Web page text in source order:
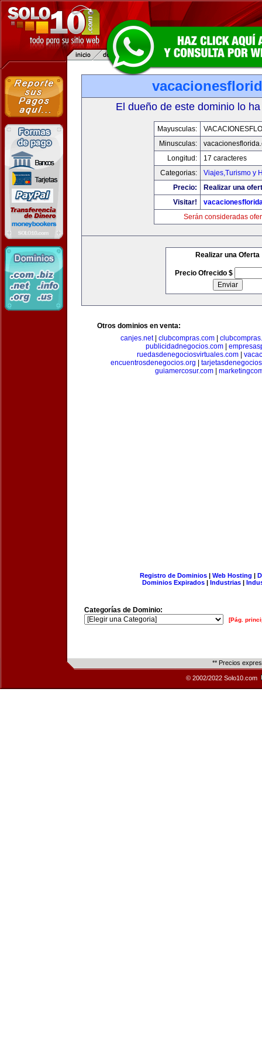
El dueño de este dominio lo
Mayusculas:
Minusculas:
Longitud:
17 caracteres
Categorias:
Viajes,Turismo y
Precio:
Realizar una
Visitar!
Serán consideradas
Realizar una Oferta
Precio Ofrecido $
Otros dominios en venta:
canjes.net| clubcompras.com
publicidadnegocios.com
ruedasdenegociosvirtuales.com|
encuentrosdenegocios.org
guiamercosur.com
Registro de Dominios| Web Hosting |
Dominios Expirados | Industrias |
Categorías de Dominio:
[Pág.
** Precios
© 2002/2022 Solo10.com